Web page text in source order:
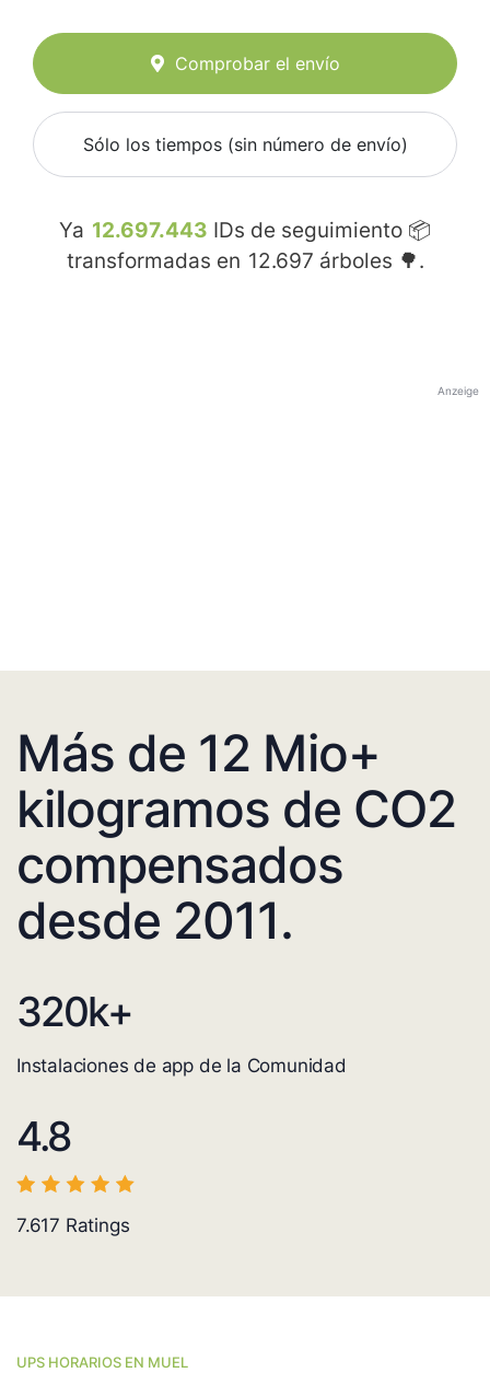
Comprobar el envío
Sólo los tiempos (sin número de envío)
Ya 12.697.443 IDs de seguimiento 📦
transformadas en 12.697 árboles 🌳.
Anzeige
Más de 12 Mio+
kilogramos de CO2
compensados
desde 2011.
320k+
Instalaciones de app de la Comunidad
4.8
7.617 Ratings
UPS HORARIOS EN MUEL